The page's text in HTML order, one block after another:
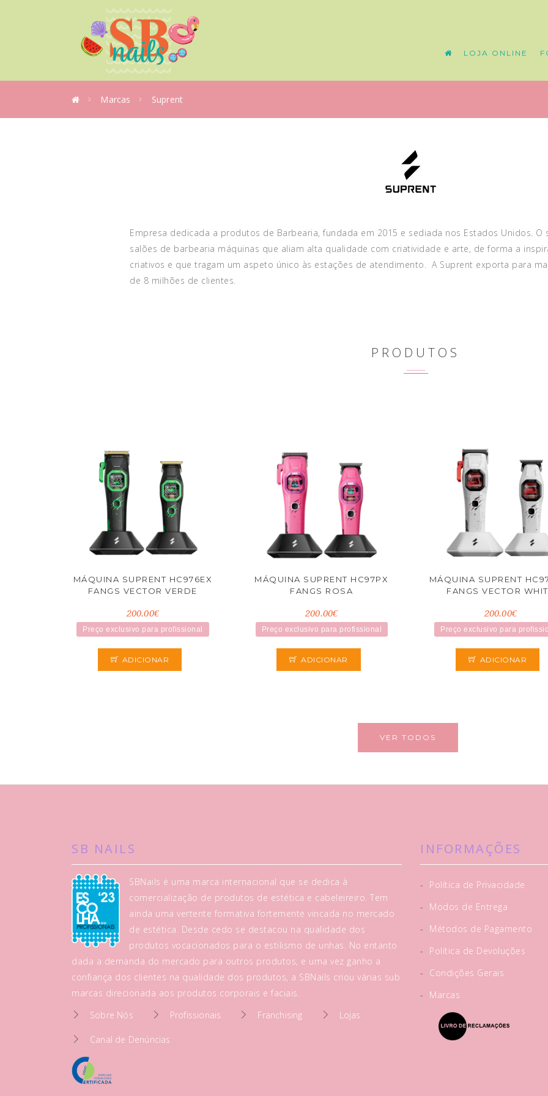
LOJA ONLINE
Marcas Suprent
Empresa dedicada a produtos de Barbearia, fundada em 2015 e sediada nos Estados Unidos.
salões de barbearia máquinas que aliam alta qualidade com criatividade e arte, de forma a
criativos e que tragam um aspeto único às estações de atendimento. A Suprent exporta para
de 8 milhões de clientes.
PRODUTOS
MÁQUINA SUPRENT HC976EX
FANGS VECTOR VERDE
200.00€
Preço exclusivo para profissional
ADICIONAR
MÁQUINA SUPRENT HC97PX
FANGS ROSA
200.00€
Preço exclusivo para profissional
ADICIONAR
MÁQUINA SUPRENT
FANGS VECTOR
200.00€
Preço exclusivo para
ADICIONAR
VER TODOS
SB NAILS
SBNails é uma marca internacional que se dedica à
comercialização de produtos de estética e cabeleireiro. Tem
ainda uma vertente formativa fortemente vincada no mercado
de estética. Desde cedo se destacou na qualidade dos
produtos vocacionados para o estilismo de unhas. No entanto
dada a demanda do mercado para outros produtos, e uma vez ganho a
confiança dos clientes na qualidade dos produtos, a SBNails criou várias sub
marcas direcionada aos produtos corporais e faciais.
Sobre Nós
Profissionais Franchising Lojas
Canal de Denúncias
INFORMAÇÕES
-
Política de Privacidade
-
Modos de Entrega
-
Métodos de Pagamento
-
Política de Devoluções
-
Condições Gerais
-
Marcas